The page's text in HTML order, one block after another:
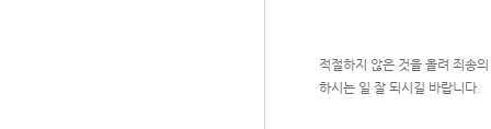
적절하지 않은 것을 올려 죄송의
하시는 일 잘 되시길 바랍니다.